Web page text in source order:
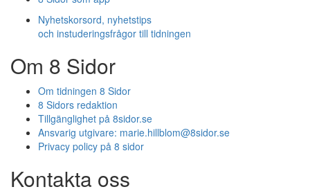
Nyhetskorsord, nyhetstips
och instuderingsfrågor till tidningen
Om 8 Sidor
Om tidningen 8 Sidor
8 Sidors redaktion
Tillgänglighet på 8sidor.se
Ansvarig utgivare: marie.hillblom@8sidor.se
Privacy policy på 8 sidor
Kontakta oss